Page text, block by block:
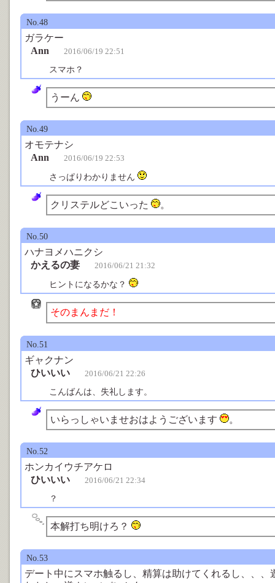
No.48
ガラケー
Ann
2016/06/19 22:51
スマホ？
うーん
No.49
オモテナシ
Ann
2016/06/19 22:53
さっぱりわかりません
クリステルどこいった 。
No.50
ハナヨメハニクシ
かえるの妻
2016/06/21 21:32
ヒントになるかな？
そのまんまだ！
No.51
ギャクナン
ひいいい
2016/06/21 22:26
こんばんは、失礼します。
いらっしゃいませおはようございます 。
No.52
ホンカイウチアケロ
ひいいい
2016/06/21 22:34
？
本解打ち明けろ？
No.53
デート中にスマホ触るし、精算は助けてくれるし、、